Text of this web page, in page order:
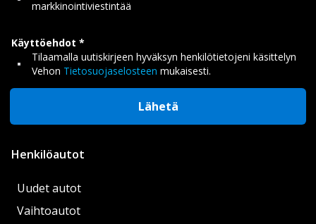
markkinointiviestintää
Käyttöehdot
Tilaamalla uutiskirjeen hyväksyn henkilötietojeni käsittelyn
Vehon Tietosuojaselosteen mukaisesti.
Lähetä
Henkilöautot
Uudet autot
Vaihtoautot